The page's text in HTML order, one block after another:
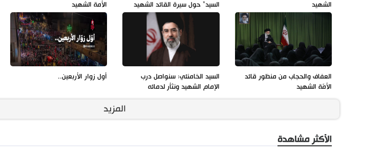
الشهيد
السيد" حول سيرة القائد الشهيد
الأمة الشهيد
العفاف والحجاب من منظور قائد
الأمّة الشهيد
السيد الخامنئي: سنواصل درب
الإمام الشهيد ونثأر لدمائه
أول زوار الأربعين..
المزيد
الأكثر مشاهدة